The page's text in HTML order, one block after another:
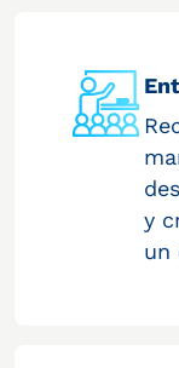
y
un